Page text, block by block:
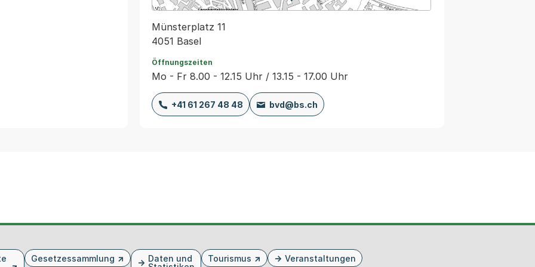
Münsterplatz 11
4051 Basel
Öffnungszeiten
Mo - Fr 8.00 - 12.15 Uhr / 13.15 - 17.00 Uhr
+41 61 267 48 48 bvd@bs.ch
Gesetzessammlung
Daten und
Tourismus Veranstaltungen